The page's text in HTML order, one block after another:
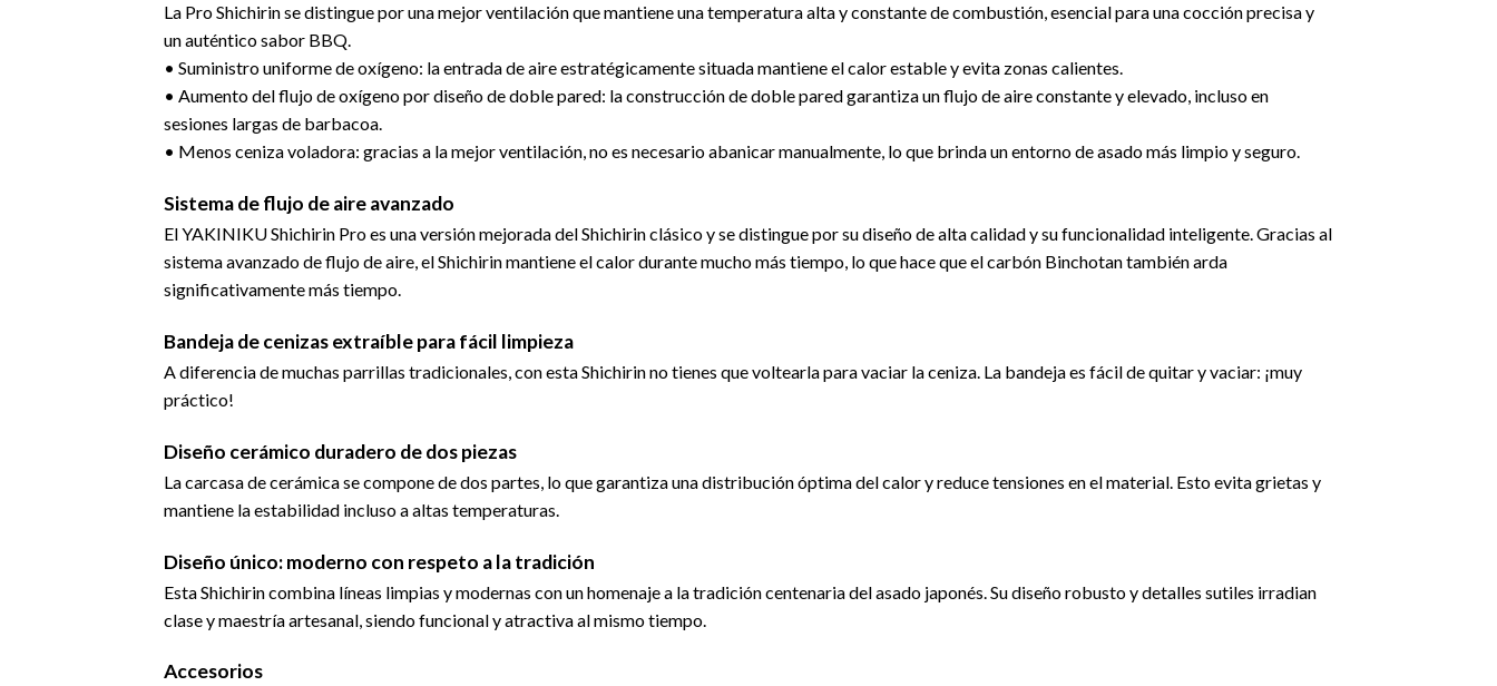
La Pro Shichirin se distingue por una mejor ventilación que mantiene una temperatura alta y constante de combustión, esencial para una cocción precisa y
un auténtico sabor BBQ.
• Suministro uniforme de oxígeno: la entrada de aire estratégicamente situada mantiene el calor estable y evita zonas calientes.
• Aumento del flujo de oxígeno por diseño de doble pared: la construcción de doble pared garantiza un flujo de aire constante y elevado, incluso en
sesiones largas de barbacoa.
• Menos ceniza voladora: gracias a la mejor ventilación, no es necesario abanicar manualmente, lo que brinda un entorno de asado más limpio y seguro.
Sistema de flujo de aire avanzado
El YAKINIKU Shichirin Pro es una versión mejorada del Shichirin clásico y se distingue por su diseño de alta calidad y su funcionalidad inteligente. Gracias al
sistema avanzado de flujo de aire, el Shichirin mantiene el calor durante mucho más tiempo, lo que hace que el carbón Binchotan también arda
significativamente más tiempo.
Bandeja de cenizas extraíble para fácil limpieza
A diferencia de muchas parrillas tradicionales, con esta Shichirin no tienes que voltearla para vaciar la ceniza. La bandeja es fácil de quitar y vaciar: ¡muy
práctico!
Diseño cerámico duradero de dos piezas
La carcasa de cerámica se compone de dos partes, lo que garantiza una distribución óptima del calor y reduce tensiones en el material. Esto evita grietas y
mantiene la estabilidad incluso a altas temperaturas.
Diseño único: moderno con respeto a la tradición
Esta Shichirin combina líneas limpias y modernas con un homenaje a la tradición centenaria del asado japonés. Su diseño robusto y detalles sutiles irradian
clase y maestría artesanal, siendo funcional y atractiva al mismo tiempo.
Accesorios